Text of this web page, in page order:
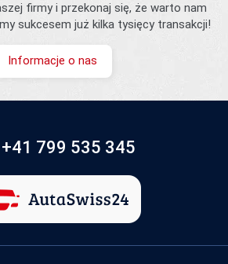
firmy i przekonaj się, że warto nam
sukcesem już kilka tysięcy transakcji!
Informacje o nas
+41 799 535 345